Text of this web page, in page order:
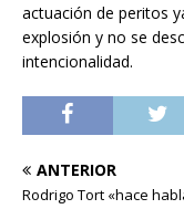
actuación de peritos
explosión y no se
intencionalidad.
ANTERIOR
Rodrigo Tort «hace